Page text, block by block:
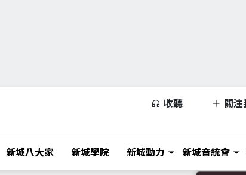
收聽 關注
新城八大家 新城學院 新城動力 新城音統會